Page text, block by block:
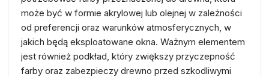
może być w formie akrylowej lub olejnej w zależności
od preferencji oraz warunków atmosferycznych, w
jakich będą eksploatowane okna. Ważnym elementem
jest również podkład, który zwiększy przyczepność
farby oraz zabezpieczy drewno przed szkodliwymi